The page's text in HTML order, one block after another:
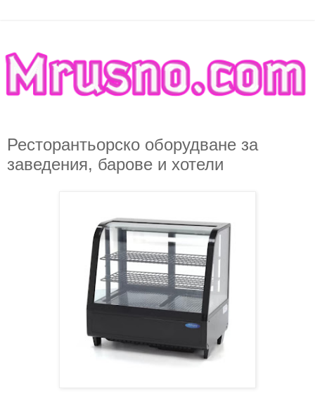
Ресторантьорско оборудване за
заведения, барове и хотели